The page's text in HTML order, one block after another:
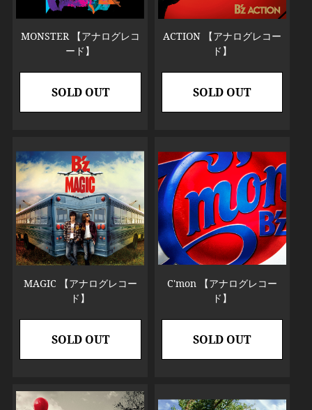
MONSTER 【アナログレコ
ード】
SOLD OUT
ACTION 【アナログレコー
ド】
SOLD OUT
MAGIC 【アナログレコー
ド】
SOLD OUT
C'mon 【アナログレコー
ド】
SOLD OUT